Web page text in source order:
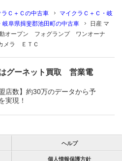
ラＣ＋Ｃの中古車
マイクラＣ＋Ｃ・岐
岐阜県揖斐郡池田町の中古車
日産 マ
オープン フォグランプ ワンオーナ
メラ ＥＴＣ
グーネット買取 営業電
店数】約30万のデータから予
実現！
ヘルプ
個人情報保護方針